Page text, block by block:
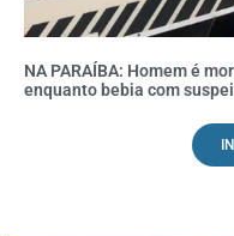
NA PARAÍBA: Homem é
enquanto bebia com